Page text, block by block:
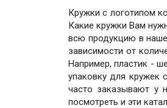
Кружки с логотипом
Какие кружки Вам
всю продукцию в
зависимости от
Например, пластик -
упаковку для кружек
часто заказывают у
посмотреть и эти